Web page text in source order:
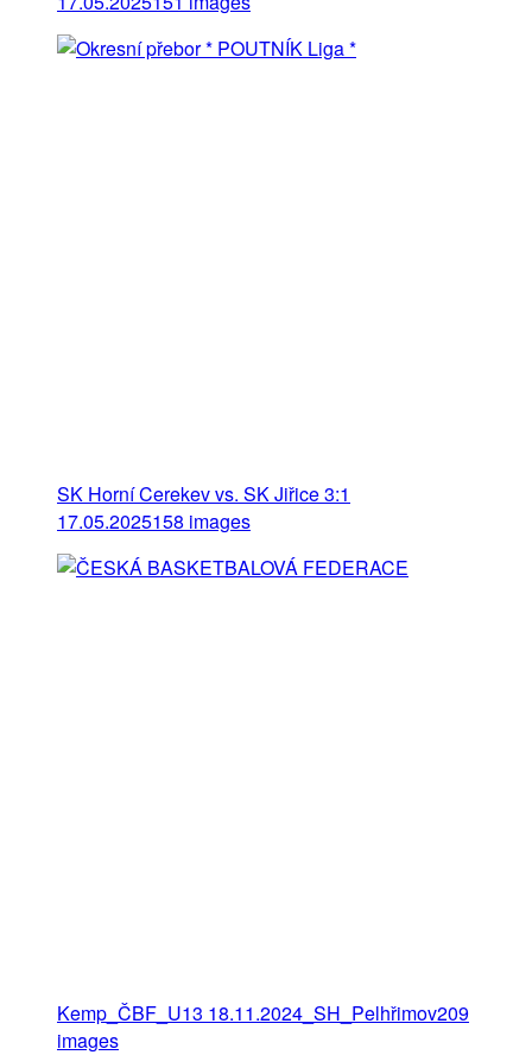
SK Horní Cerekev vs. SK Jiřice 3:1
17.05.2025158 images
Kemp_ČBF_U13 18.11.2024_SH_Pelhřimov209
images